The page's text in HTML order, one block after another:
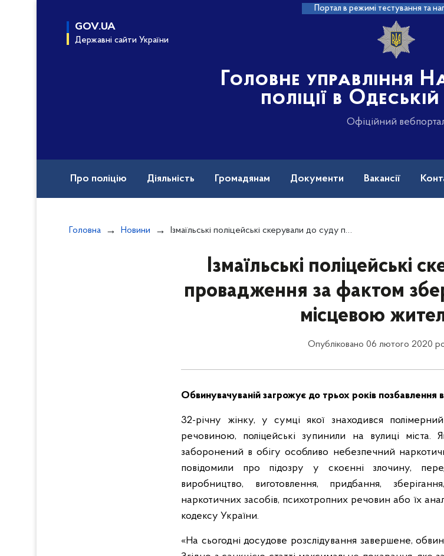
Портал в режимі тестування та
GOV.UA
Державні сайти України
Головне управління
поліції в
Офіційний
Про поліцію Діяльність Громадянам Документи Вакансії
Головна Новини Ізмаїльські поліцейські скерували до суду провадження за фактом зберігання наркотиків місцевою жителькою
Ізмаїльські поліцейські
провадження за фактом
місцевою
Опубліковано 06 лютого 2020
Обвинувачуваній загрожує до трьох років позбавлення
32-річну жінку, у сумці якої знаходився
речовиною, поліцейські зупинили на вулиці міста.
заборонений в обігу особливо небезпечний
повідомили про підозру у скоєнні злочину,
виробництво, виготовлення, придбання,
наркотичних засобів, психотропних речовин або їх
кодексу України.
«На сьогодні досудове розслідування завершене,